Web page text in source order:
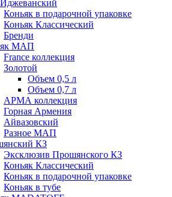
Коньяк в подарочной упаковке
Коньяк Классический
Бренди
МАП
France коллекция
Золотой
Объем 0,5 л
Объем 0,7 л
АРМА коллекция
Горная Армения
Айвазовский
Разное МАП
КЗ
Эксклюзив Прошянского КЗ
Коньяк Классический
Коньяк в подарочной упаковке
Коньяк в тубе